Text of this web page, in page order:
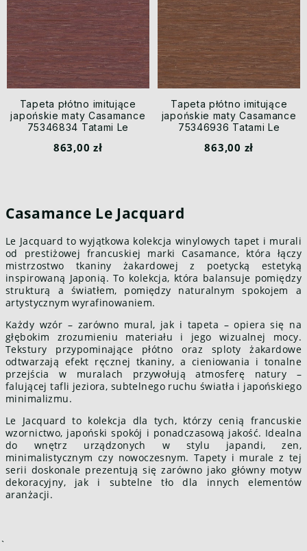
Tapeta płótno imitujące
japońskie maty Casamance
75346834 Tatami Le
863,00 zł
Tapeta płótno imitujące
japońskie maty Casamance
75346936 Tatami Le
863,00 zł
Casamance Le Jacquard
Le Jacquard to wyjątkowa kolekcja winylowych tapet i murali
od prestiżowej francuskiej marki Casamance, która łączy
mistrzostwo tkaniny żakardowej z poetycką estetyką
inspirowaną Japonią. To kolekcja, która balansuje pomiędzy
strukturą a światłem, pomiędzy naturalnym spokojem a
artystycznym wyrafinowaniem.
Każdy wzór – zarówno mural, jak i tapeta – opiera się na
głębokim zrozumieniu materiału i jego wizualnej mocy.
Tekstury przypominające płótno oraz sploty żakardowe
odtwarzają efekt ręcznej tkaniny, a cieniowania i tonalne
przejścia w muralach przywołują atmosferę natury –
falującej tafli jeziora, subtelnego ruchu światła i japońskiego
minimalizmu.
Le Jacquard to kolekcja dla tych, którzy cenią francuskie
wzornictwo, japoński spokój i ponadczasową jakość. Idealna
do wnętrz urządzonych w stylu japandi, zen,
minimalistycznym czy nowoczesnym. Tapety i murale z tej
serii doskonale prezentują się zarówno jako główny motyw
dekoracyjny, jak i subtelne tło dla innych elementów
aranżacji.
`